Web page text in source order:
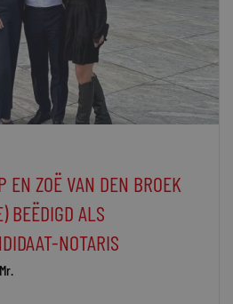
EN ZOË VAN DEN BROEK
BEËDIGD ALS
NOTARIS